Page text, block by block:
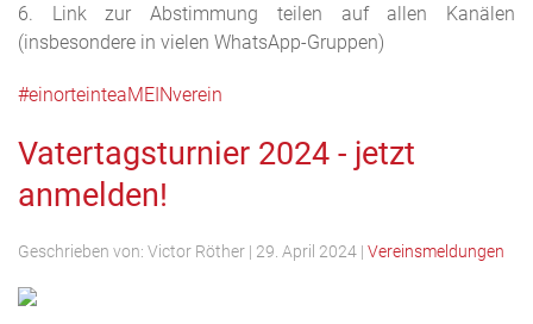
6. Link zur Abstimmung teilen auf allen Kanälen
(insbesondere in vielen WhatsApp-Gruppen)
#einorteinteaMEINverein
Vatertagsturnier 2024 - jetzt
anmelden!
Geschrieben von: Victor Röther | 29. April 2024 | Vereinsmeldungen